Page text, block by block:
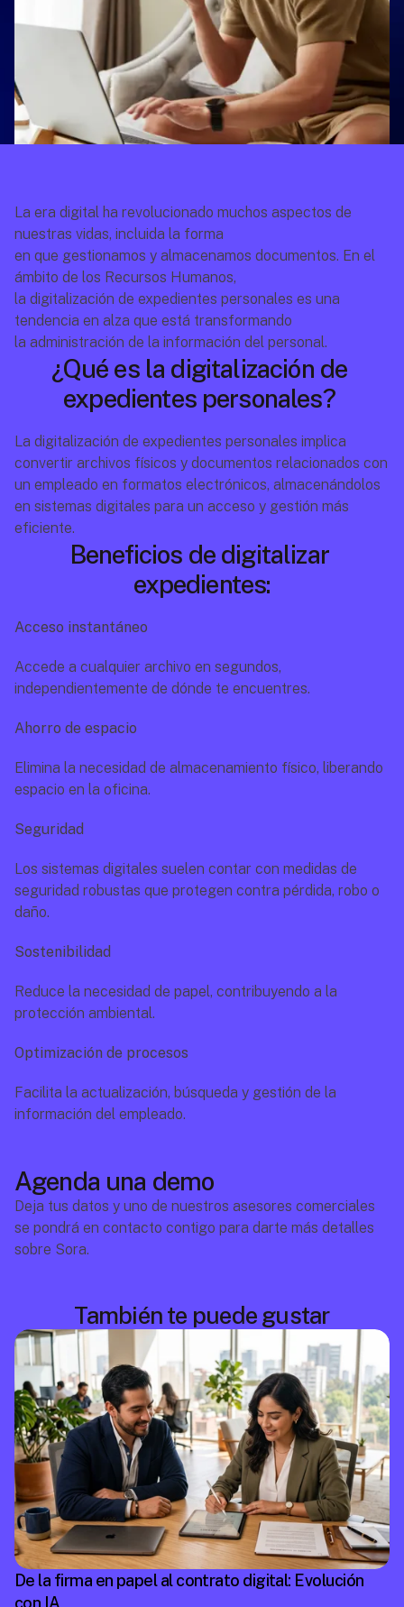
La era digital ha revolucionado muchos aspectos de
nuestras vidas, incluida la forma
en que gestionamos y almacenamos documentos. En el
ámbito de los Recursos Humanos,
la digitalización de expedientes personales es una
tendencia en alza que está transformando
la administración de la información del personal.
¿Qué es la digitalización de
expedientes personales?
La digitalización de expedientes personales implica
convertir archivos físicos y documentos relacionados con
un empleado en formatos electrónicos, almacenándolos
en sistemas digitales para un acceso y gestión más
eficiente.
Beneficios de digitalizar
expedientes:
Acceso instantáneo
Accede a cualquier archivo en segundos,
independientemente de dónde te encuentres.
Ahorro de espacio
Elimina la necesidad de almacenamiento físico, liberando
espacio en la oficina.
Seguridad
Los sistemas digitales suelen contar con medidas de
seguridad robustas que protegen contra pérdida, robo o
daño.
Sostenibilidad
Reduce la necesidad de papel, contribuyendo a la
protección ambiental.
Optimización de procesos
Facilita la actualización, búsqueda y gestión de la
información del empleado.
Agenda una demo
Deja tus datos y uno de nuestros asesores comerciales
se pondrá en contacto contigo para darte más detalles
sobre Sora.
También te puede gustar
De la firma en papel al contrato digital: Evolución
con IA